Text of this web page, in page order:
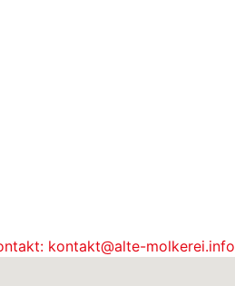
kontakt@alte-molkerei.info